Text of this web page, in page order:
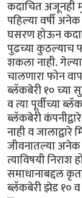
कदाचित अजूनही
पहिल्या वर्षी
घसरण होऊन
पुढच्या कुठल्याच
शकला नाही.
चालणारा फोन
ब्लॅकबेरी १०
व त्या पूर्वीच्या
ब्लॅकबेरी
नाही व
जीवनातल्या अनेक
त्याविषयी
समाधानाबद्दल
ब्लॅकबेरी झेड १०